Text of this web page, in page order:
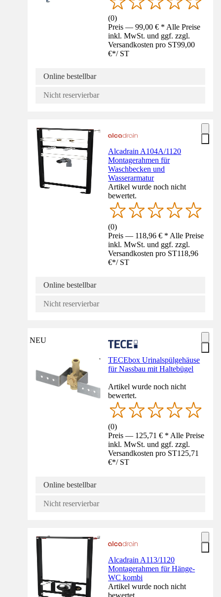
(0)
Preis — 99,00 € * Alle Preise
inkl. MwSt. und ggf. zzgl.
Versandkosten pro ST99,00
€*/ ST
Online bestellbar
Nicht reservierbar
Alcadrain A104A/1120
Montagerahmen für
Waschbecken und
Wasserarmatur
Artikel wurde noch nicht
bewertet.
(0)
Preis — 118,96 € * Alle Preise
inkl. MwSt. und ggf. zzgl.
Versandkosten pro ST118,96
€*/ ST
Online bestellbar
Nicht reservierbar
NEU
TECEbox Urinalspülgehäuse
für Nassbau mit Haltebügel
Artikel wurde noch nicht
bewertet.
(0)
Preis — 125,71 € * Alle Preise
inkl. MwSt. und ggf. zzgl.
Versandkosten pro ST125,71
€*/ ST
Online bestellbar
Nicht reservierbar
Alcadrain A113/1120
Montagerahmen für Hänge-
WC kombi
Artikel wurde noch nicht
bewertet.